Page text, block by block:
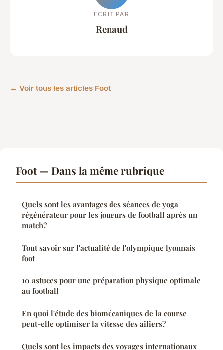
ECRIT PAR
Renaud
← Voir tous les articles Foot
Foot — Dans la même rubrique
Quels sont les avantages des séances de yoga
régénérateur pour les joueurs de football après un
match?
Tout savoir sur l'actualité de l'olympique lyonnais
foot
10 astuces pour une préparation physique optimale
au football
En quoi l'étude des biomécaniques de la course
peut-elle optimiser la vitesse des ailiers?
Quels sont les impacts des voyages internationaux